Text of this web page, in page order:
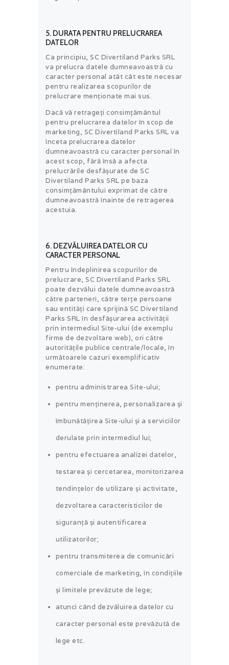
5. DURATA PENTRU PRELUCRAREA
DATELOR
Ca principiu, SC Divertiland Parks SRL
va prelucra datele dumneavoastră cu
caracter personal atât cât este necesar
pentru realizarea scopurilor de
prelucrare menționate mai sus.
Dacă vă retrageți consimțământul
pentru prelucrarea datelor în scop de
marketing, SC Divertiland Parks SRL va
înceta prelucrarea datelor
dumneavoastră cu caracter personal în
acest scop, fără însă a afecta
prelucrările desfășurate de SC
Divertiland Parks SRL pe baza
consimțământului exprimat de către
dumneavoastră înainte de retragerea
acestuia.
6. DEZVĂLUIREA DATELOR CU
CARACTER PERSONAL
Pentru îndeplinirea scopurilor de
prelucrare, SC Divertiland Parks SRL
poate dezvălui datele dumneavoastră
către parteneri, către terțe persoane
sau entități care sprijină SC Divertiland
Parks SRL în desfășurarea activității
prin intermediul Site-ului (de exemplu
firme de dezvoltare web), ori către
autoritățile publice centrale/locale, în
următoarele cazuri exemplificativ
enumerate:
pentru administrarea Site-ului;
pentru menținerea, personalizarea și
îmbunătățirea Site-ului și a serviciilor
derulate prin intermediul lui;
pentru efectuarea analizei datelor,
testarea și cercetarea, monitorizarea
tendințelor de utilizare și activitate,
dezvoltarea caracteristicilor de
siguranță și autentificarea
utilizatorilor;
pentru transmiterea de comunicări
comerciale de marketing, în condițiile
și limitele prevăzute de lege;
atunci când dezvăluirea datelor cu
caracter personal este prevăzută de
lege etc.